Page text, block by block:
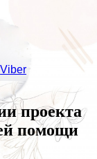
Viber
проекта
помощи